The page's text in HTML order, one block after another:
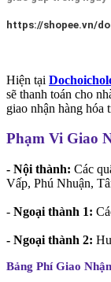
https://shopee.vn/
Hiện tại
sẽ thanh toán cho
giao nhận hàng hóa
Phạm Vi Giao
- Nội thành: Các
Vấp, Phú Nhuận,
- Ngoại thành 1:
- Ngoại thành 2:
Bảng Phí Giao